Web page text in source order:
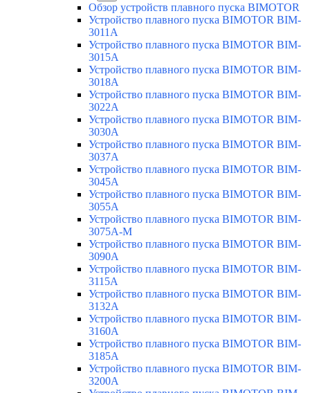
Обзор устройств плавного пуска BIMOTOR
Устройство плавного пуска BIMOTOR BIM-
3011A
Устройство плавного пуска BIMOTOR BIM-
3015A
Устройство плавного пуска BIMOTOR BIM-
3018A
Устройство плавного пуска BIMOTOR BIM-
3022A
Устройство плавного пуска BIMOTOR BIM-
3030A
Устройство плавного пуска BIMOTOR BIM-
3037A
Устройство плавного пуска BIMOTOR BIM-
3045A
Устройство плавного пуска BIMOTOR BIM-
3055A
Устройство плавного пуска BIMOTOR BIM-
3075A-M
Устройство плавного пуска BIMOTOR BIM-
3090A
Устройство плавного пуска BIMOTOR BIM-
3115A
Устройство плавного пуска BIMOTOR BIM-
3132A
Устройство плавного пуска BIMOTOR BIM-
3160A
Устройство плавного пуска BIMOTOR BIM-
3185A
Устройство плавного пуска BIMOTOR BIM-
3200A